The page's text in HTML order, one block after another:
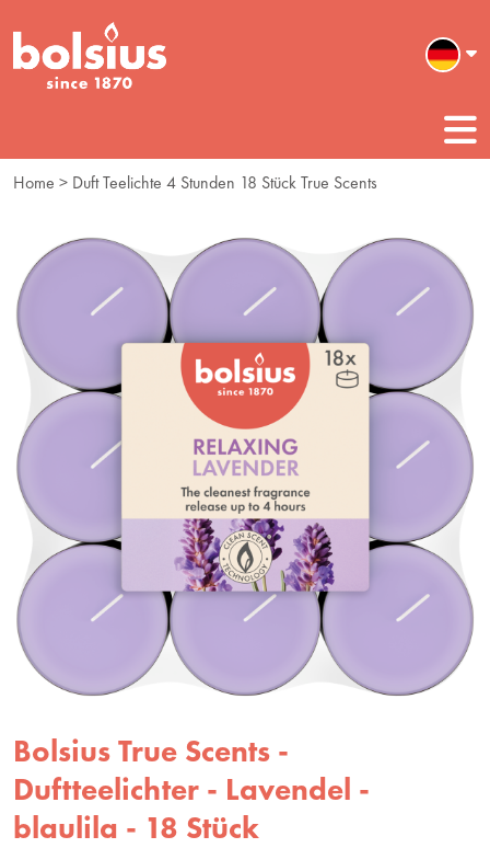
Home > Duft Teelichte 4 Stunden 18 Stück True Scents
Bolsius True Scents -
Duftteelichter - Lavendel -
blaulila - 18 Stück